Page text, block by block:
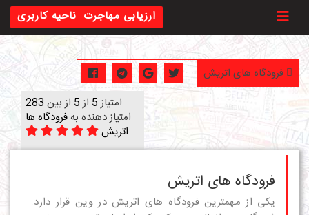
ناحیه کاربری ارزیابی مهاجرت
امتیاز5 از5 از بین 283
امتیاز دهنده به فرودگاه ها
اتریش
فرودگاه های اتریش
یکی از مهمترین فرودگاه های اتریش در وین قرار دارد.